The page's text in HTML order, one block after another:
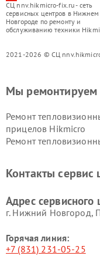
СЦ nnv.hikmicro-fix.ru - сеть
сервисных центров в Нижнем
Новгороде по ремонту и
обслуживанию техники
2021-2026 © СЦ
Мы ремонтируем
Ремонт
прицелов Hikmicro
Ремонт
Контакты сервис
Адрес сервисного
г. Нижний Новгород,
Горячая линия:
+7 (831) 231-05-25